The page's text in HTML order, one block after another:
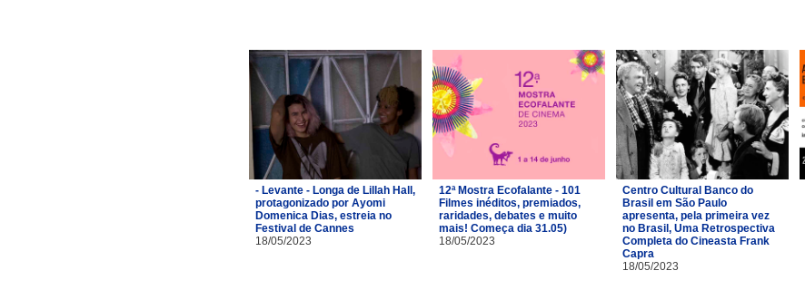
- Levante - Longa de Lillah Hall,
protagonizado por Ayomi
Domenica Dias, estreia no
Festival de Cannes
18/05/2023
12ª Mostra Ecofalante - 101
Filmes inéditos, premiados,
raridades, debates e muito
mais! Começa dia 31.05)
18/05/2023
Centro Cultural Banco do
Brasil em São Paulo
apresenta, pela primeira vez
no Brasil, Uma Retrospectiva
Completa do Cineasta Frank
Capra
18/05/2023